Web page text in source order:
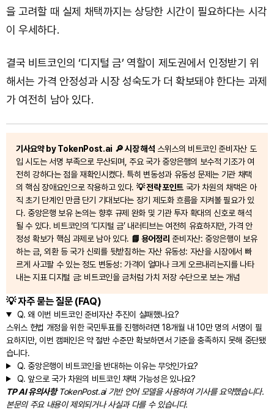
을 고려할 때 실제 채택까지는 상당한 시간이 필요하다는 시각
이 우세하다.
결국 비트코인의 ‘디지털 금’ 역할이 제도권에서 인정받기 위
해서는 가격 안정성과 시장 성숙도가 더 확보돼야 한다는 과제
가 여전히 남아 있다.
기사요약 by TokenPost.ai 🔎 시장 해석 스위스의 비트코인 준비자산 도
입 시도는 서명 부족으로 무산되며, 주요 국가 중앙은행의 보수적 기조가 여
전히 강하다는 점을 재확인시켰다. 특히 변동성과 유동성 문제는 기관 채택
의 핵심 장애요인으로 작용하고 있다. 💡 전략 포인트국가 차원의 채택은 아
직 초기 단계인 만큼 단기 기대보다는 장기 제도화 흐름을 지켜볼 필요가 있
다. 중앙은행 보유 논의는 향후 규제 완화 및 기관 투자 확대의 신호로 해석
될 수 있다. 비트코인의 ‘디지털 금’ 내러티브는 여전히 유효하지만, 가격 안
정성 확보가 핵심 과제로 남아 있다. 📘 용어정리 준비자산: 중앙은행이 보유
하는 금, 외환 등 국가 신뢰를 뒷받침하는 자산 유동성: 자산을 시장에서 빠
르게 사고팔 수 있는 정도 변동성: 가격이 얼마나 크게 오르내리는지를 나타
내는 지표 디지털 금: 비트코인을 금처럼 가치 저장 수단으로 보는 개념
💡 자주 묻는 질문 (FAQ)
Q. 왜 이번 비트코인 준비자산 추진이 실패했나요?
스위스 헌법 개정을 위한 국민투표를 진행하려면 18개월 내 10만 명의 서명이 필
요하지만, 이번 캠페인은 약 절반 수준만 확보하면서 기준을 충족하지 못해 중단됐
습니다.
Q. 중앙은행이 비트코인을 반대하는 이유는 무엇인가요?
Q. 앞으로 국가 차원의 비트코인 채택 가능성은 있나요?
TP AI 유의사항TokenPost.ai 기반 언어 모델을 사용하여 기사를 요약했습니다.
본문의 주요 내용이 제외되거나 사실과 다를 수 있습니다.